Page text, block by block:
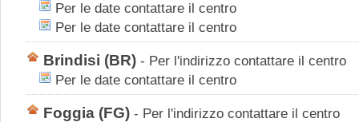
Per le date contattare il centro
Per le date contattare il centro
Brindisi (BR) - Per l'indirizzo contattare il centro
Per le date contattare il centro
Foggia (FG) - Per l'indirizzo contattare il centro